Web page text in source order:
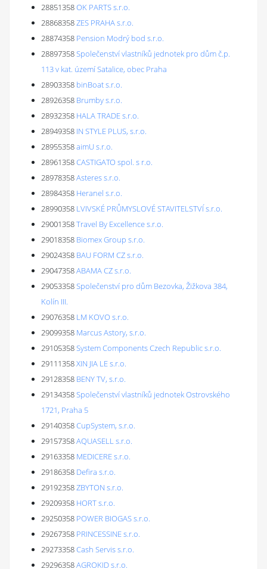
28851358OK PARTS s.r.o.
28868358ZES PRAHA s.r.o.
28874358 Pension Modrý bod s.r.o.
28897358Společenství vlastníků jednotek pro dům č.p.
113 v kat. území Satalice, obec Praha
28903358 binBoat s.r.o.
28926358 Brumby s.r.o.
28932358 HALA TRADE s.r.o.
28949358 IN STYLE PLUS, s.r.o.
28955358aimU s.r.o.
28961358CASTIGATO spol. s r.o.
28978358Asteres s.r.o.
28984358 Heranel s.r.o.
28990358 LVIVSKÉ PRŮMYSLOVÉ STAVITELSTVÍ s.r.o.
29001358Travel By Excellence s.r.o.
29018358 Biomex Group s.r.o.
29024358 BAU FORM CZ s.r.o.
29047358ABAMA CZ s.r.o.
29053358Společenství pro dům Bezovka, Žižkova 384,
Kolín III.
29076358 LM KOVO s.r.o.
29099358 Marcus Astory, s.r.o.
29105358System Components Czech Republic s.r.o.
29111358XIN JIA LE s.r.o.
29128358 BENY TV, s.r.o.
29134358Společenství vlastníků jednotek Ostrovského
1721, Praha 5
29140358CupSystem, s.r.o.
29157358AQUASELL s.r.o.
29163358 MEDICERE s.r.o.
29186358 Defira s.r.o.
29192358ZBYTON s.r.o.
29209358 HORT s.r.o.
29250358 POWER BIOGAS s.r.o.
29267358 PRINCESSINE s.r.o.
29273358Cash Servis s.r.o.
29296358AGROKID s.r.o.